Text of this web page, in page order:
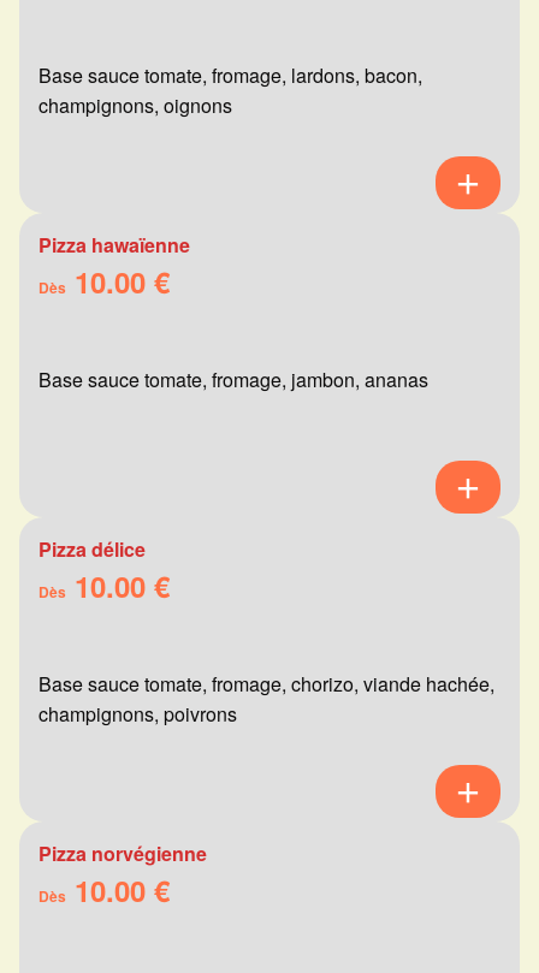
Base sauce tomate, fromage, lardons, bacon,
champignons, oignons
Pizza hawaïenne
Dès 10.00 €
Base sauce tomate, fromage, jambon, ananas
Pizza délice
Dès 10.00 €
Base sauce tomate, fromage, chorizo, viande hachée,
champignons, poivrons
Pizza norvégienne
Dès 10.00 €